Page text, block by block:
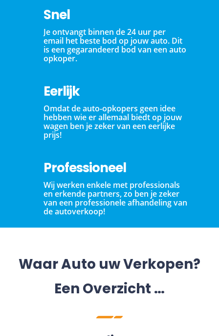
Snel
Je ontvangt binnen de 24 uur per
email het beste bod op jouw auto. Dit
is een gegarandeerd bod van een auto
opkoper.
Eerlijk
Omdat de auto-opkopers geen idee
hebben wie er allemaal biedt op jouw
wagen ben je zeker van een eerlijke
prijs!
Professioneel
Wij werken enkele met professionals
en erkende partners, zo ben je zeker
van een professionele afhandeling van
de autoverkoop!
Waar Auto uw Verkopen?
Een Overzicht …